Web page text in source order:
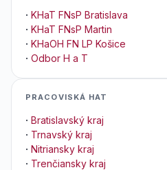
· KHaT FNsP Bratislava
· KHaT FNsP Martin
· KHaOH FN LP Košice
· Odbor H a T
PRACOVISKÁ HAT
· Bratislavský kraj
· Trnavský kraj
· Nitriansky kraj
· Trenčiansky kraj